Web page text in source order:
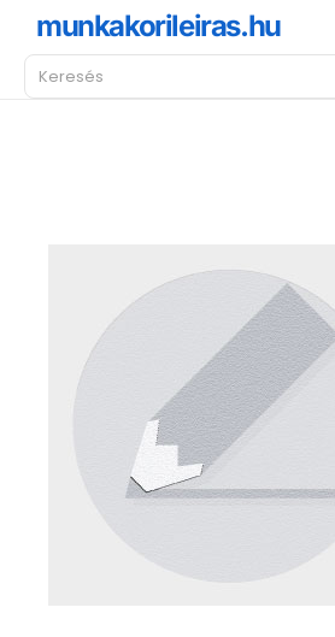
munkakorileiras.hu